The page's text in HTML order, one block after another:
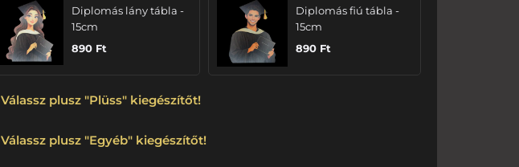
Diplomás lány tábla -
15cm
890 Ft
Diplomás fiú tábla -
15cm
890 Ft
Válassz plusz "Plüss" kiegészítőt!
Válassz plusz "Egyéb" kiegészítőt!